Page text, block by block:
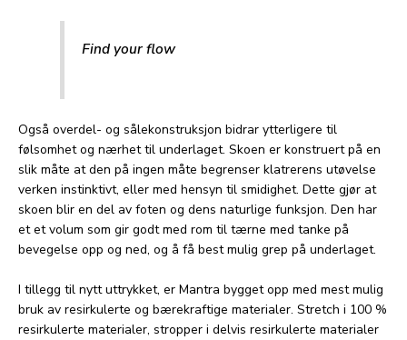
Find your flow
Også overdel- og sålekonstruksjon bidrar ytterligere til
følsomhet og nærhet til underlaget. Skoen er konstruert på en
slik måte at den på ingen måte begrenser klatrerens utøvelse
verken instinktivt, eller med hensyn til smidighet. Dette gjør at
skoen blir en del av foten og dens naturlige funksjon. Den har
et et volum som gir godt med rom til tærne med tanke på
bevegelse opp og ned, og å få best mulig grep på underlaget.
I tillegg til nytt uttrykket, er Mantra bygget opp med mest mulig
bruk av resirkulerte og bærekraftige materialer. Stretch i 100 %
resirkulerte materialer, stropper i delvis resirkulerte materialer